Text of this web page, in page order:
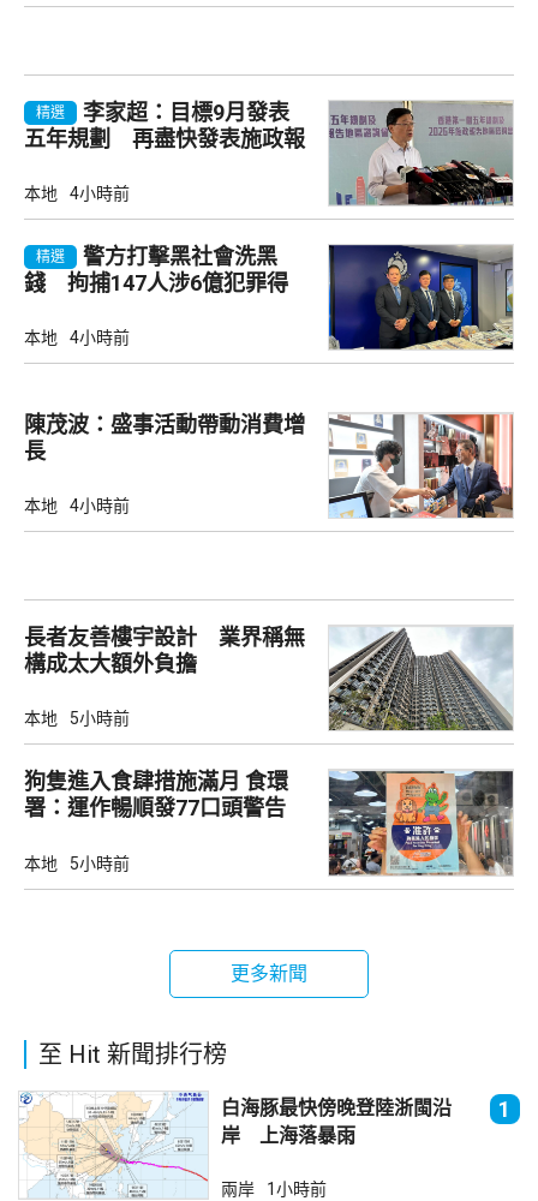
精選
李家超：目標9月發表
五年規劃 再盡快發表施政報
本地 4小時前
精選
警方打擊黑社會洗黑
錢 拘捕147人涉6億犯罪得
本地 4小時前
陳茂波：盛事活動帶動消費增
長
本地 4小時前
長者友善樓宇設計 業界稱無
構成太大額外負擔
本地 5小時前
狗隻進入食肆措施滿月 食環
署：運作暢順發77口頭警告
本地 5小時前
更多新聞
至 Hit 新聞排行榜
白海豚最快傍晚登陸浙閩沿
岸 上海落暴雨
1
兩岸 1小時前